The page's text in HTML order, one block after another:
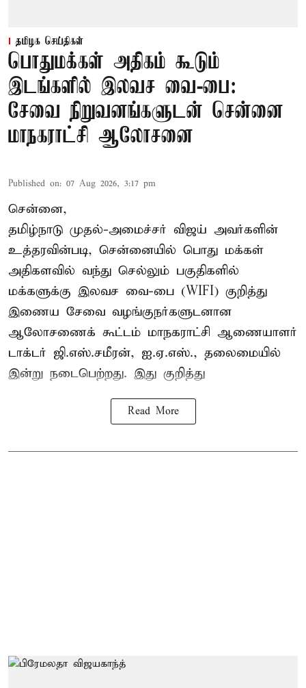
தமிழக செய்திகள்
பொதுமக்கள் அதிகம் கூடும்
இடங்களில் இலவச வை-பை:
சேவை நிறுவனங்களுடன் சென்னை
மாநகராட்சி ஆலோசனை
Published on: 07 Aug 2026, 3:17 pm
சென்னை,
தமிழ்நாடு முதல்-அமைச்சர் விஜய் அவர்களின்
உத்தரவின்படி, சென்னையில் பொது மக்கள்
அதிகளவில் வந்து செல்லும் பகுதிகளில்
மக்களுக்கு இலவச வை-பை (WIFI) குறித்து
இணைய சேவை வழங்குநர்களுடனான
ஆலோசணைக் கூட்டம் மாநகராட்சி ஆணையாளர்
டாக்டர் ஜி.எஸ்.சமீரன், ஐ.ஏ.எஸ்., தலைமையில்
இன்று நடைபெற்றது. இது குறித்து
Read More